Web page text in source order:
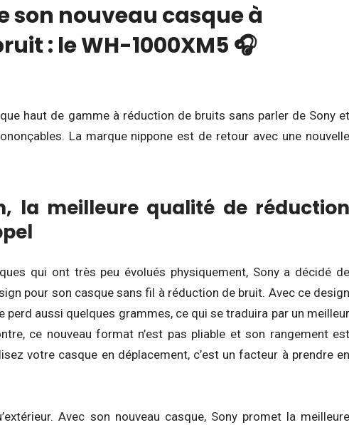
son nouveau casque à
: le WH-1000XM5 🎧
haut de gamme à réduction de bruits sans parler de Sony et
La marque nippone est de retour avec une nouvelle
la meilleure qualité de réduction
qui ont très peu évolués physiquement, Sony a décidé de
pour son casque sans fil à réduction de bruit. Avec ce design
perd aussi quelques grammes, ce qui se traduira par un meilleur
ce nouveau format n’est pas pliable et son rangement est
votre casque en déplacement, c’est un facteur à prendre en
Avec son nouveau casque, Sony promet la meilleure